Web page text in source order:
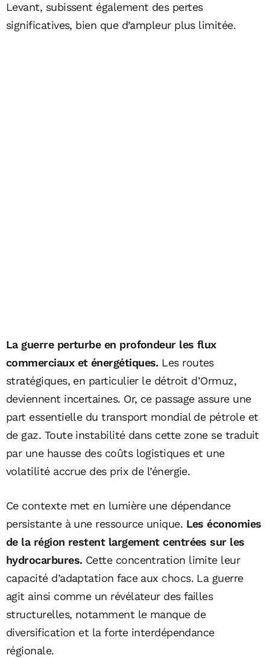
Levant, subissent également des pertes
significatives, bien que d’ampleur plus limitée.
La guerre perturbe en profondeur les flux
commerciaux et énergétiques. Les routes
stratégiques, en particulier le détroit d’Ormuz,
deviennent incertaines. Or, ce passage assure une
part essentielle du transport mondial de pétrole et
de gaz. Toute instabilité dans cette zone se traduit
par une hausse des coûts logistiques et une
volatilité accrue des prix de l’énergie.
Ce contexte met en lumière une dépendance
persistante à une ressource unique. Les économies
de la région restent largement centrées sur les
hydrocarbures. Cette concentration limite leur
capacité d’adaptation face aux chocs. La guerre
agit ainsi comme un révélateur des failles
structurelles, notamment le manque de
diversification et la forte interdépendance
régionale.